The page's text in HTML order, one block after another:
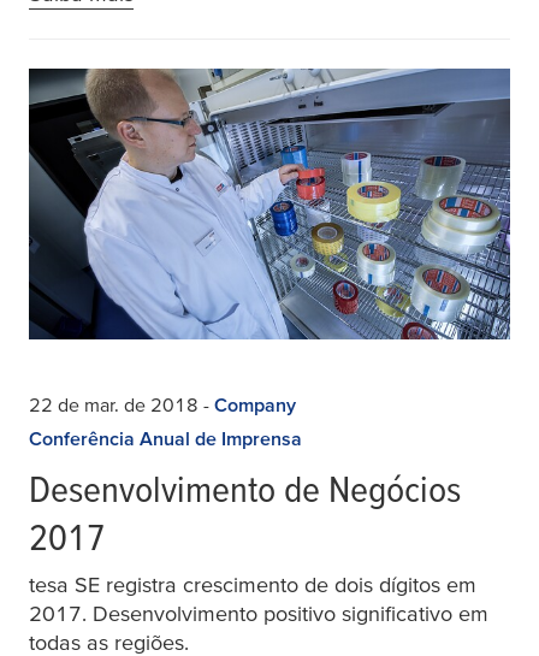
22 de mar. de 2018 - Company
Conferência Anual de Imprensa
Desenvolvimento de Negócios
2017
tesa SE registra crescimento de dois dígitos em
2017. Desenvolvimento positivo significativo em
todas as regiões.